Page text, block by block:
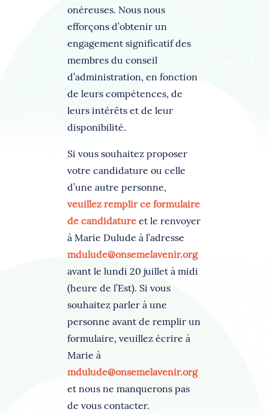
onéreuses. Nous nous
efforçons d’obtenir un
engagement significatif des
membres du conseil
d’administration, en fonction
de leurs compétences, de
leurs intérêts et de leur
disponibilité.
Si vous souhaitez proposer
votre candidature ou celle
d’une autre personne,
veuillez remplir ce formulaire
de candidature et le renvoyer
à Marie Dulude à l’adresse
mdulude@onsemelavenir.org
avant le lundi 20 juillet à midi
(heure de l’Est). Si vous
souhaitez parler à une
personne avant de remplir un
formulaire, veuillez écrire à
Marie à
mdulude@onsemelavenir.org
et nous ne manquerons pas
de vous contacter.